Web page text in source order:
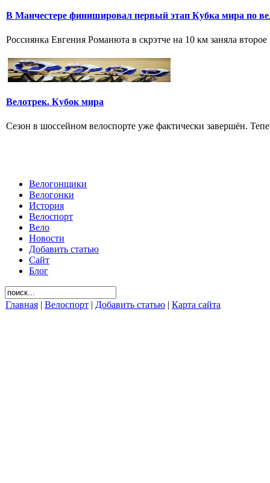
В Манчестере финишировал первый этап Кубка мира по
Россиянка Евгения Романюта в скрэтче на 10 км заняла
Велотрек. Кубок мира
Сезон в шоссейном велоспорте уже фактически завершён.
Велогонщики
Велогонки
История
Велоспорт
Вело
Новости
Добавить статью
Сайт
Блог
Главная | Велоспорт | Добавить статью | Карта сайта